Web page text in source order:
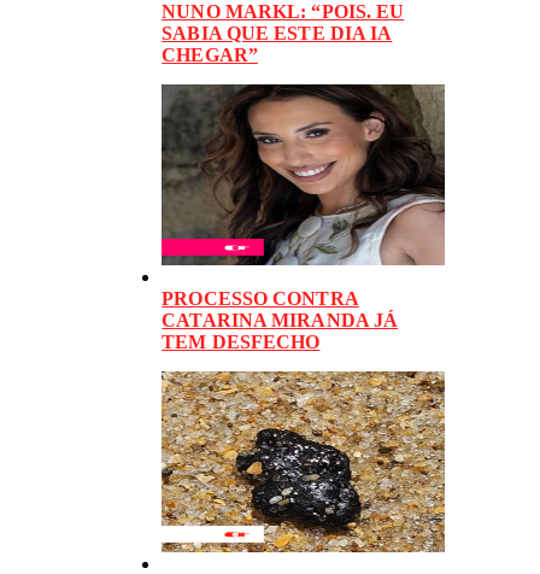
NUNO MARKL: “POIS. EU
SABIA QUE ESTE DIA IA
CHEGAR”
PROCESSO CONTRA
CATARINA MIRANDA JÁ
TEM DESFECHO